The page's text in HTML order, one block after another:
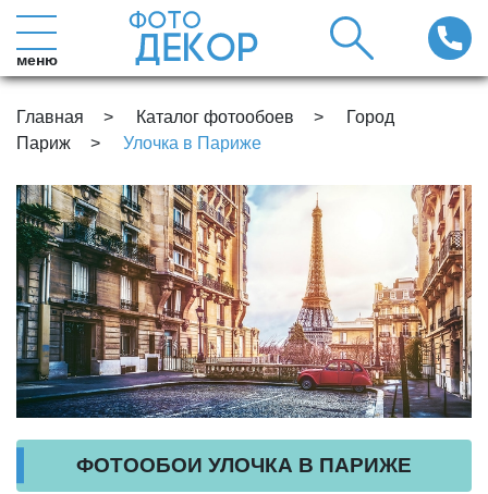
меню
Главная Каталог фотообоев
Город
Париж
Улочка в Париже
ФОТООБОИ УЛОЧКА В ПАРИЖЕ